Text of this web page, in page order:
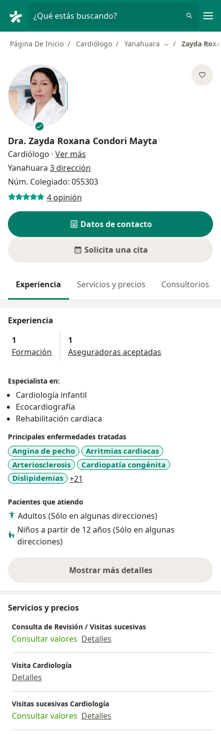
¿Qué estás buscando?
Página De Inicio Cardiólogo Yanahuara Cambiar de
Zayda
Dra. Zayda Roxana Condori Mayta
Cardiólogo · Ver más
Yanahuara 3 dirección
Núm. Colegiado: 055303
4 opinión
Datos de contacto
Solicita una cita
Experiencia Servicios y precios Consultorios
Experiencia
1
Formación
1
Aseguradoras aceptadas
Especialista en:
Cardiología infantil
Ecocardiografía
Rehabilitación cardiaca
Principales enfermedades tratadas
Angina de pecho
Arritmias cardiacas
Arteriosclerosis
Cardiopatía congénita
Dislipidemias
+21
Pacientes que atiendo
Adultos (Sólo en algunas direcciones)
Niños a partir de 12 años (Sólo en algunas
direcciones)
Mostrar más detalles
sobre la experiencia
Servicios y precios
Consulta de Revisión / Visitas sucesivas
Consultar valores Detalles
Visita Cardiología
Detalles
Visitas sucesivas Cardiología
Consultar valores Detalles